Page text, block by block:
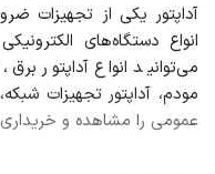
آداپتور یکی از تجهیزات
انواع دستگاه‌های
می‌توانید انواع آداپتور برق،
مودم، آداپتور تجهیزات
عمومی را مشاهده و خریداری